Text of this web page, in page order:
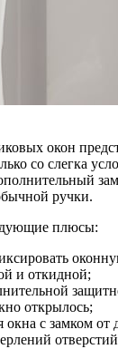
окон
со слегка
ручки.
плюсы:
и откидной;
открылось;
окна с замком от